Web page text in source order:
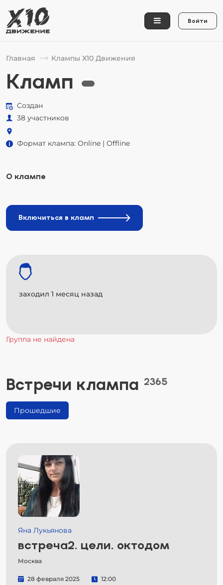
Войти
Главная Клампы Х10 Движения
Кламп
Создан
38 участников
Формат клампа: Online | Offline
О клампе
Включиться в кламп
заходил 1 месяц назад
Группа не найдена
Встречи клампа 2365
Прошедшие
Яна Лукьянова
встреча2. цели. октодом
Москва
28 февраля 2025 12:00